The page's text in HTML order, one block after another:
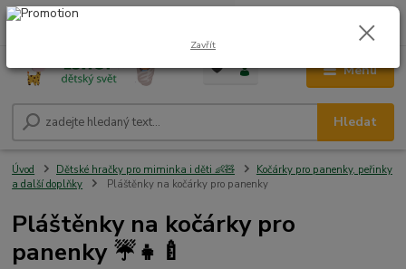
Menu
Hledat
+420 604 278 943 0,00 Kč
Úvod Dětské hračky pro miminka i děti 👶🧸
Kočárky pro panenky, peřinky
a další doplňky
Pláštěnky na kočárky pro panenky
Pláštěnky na kočárky pro
panenky ☔👧🍼
Zavřít